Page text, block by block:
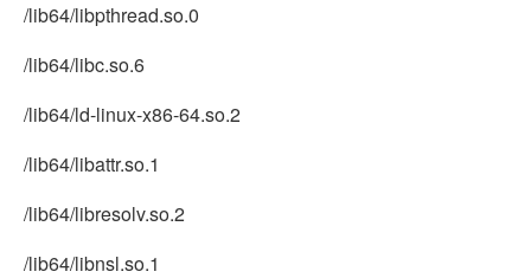
/lib64/libpthread.so.0
/lib64/libc.so.6
/lib64/ld-linux-x86-64.so.2
/lib64/libattr.so.1
/lib64/libresolv.so.2
/lib64/libnsl.so.1